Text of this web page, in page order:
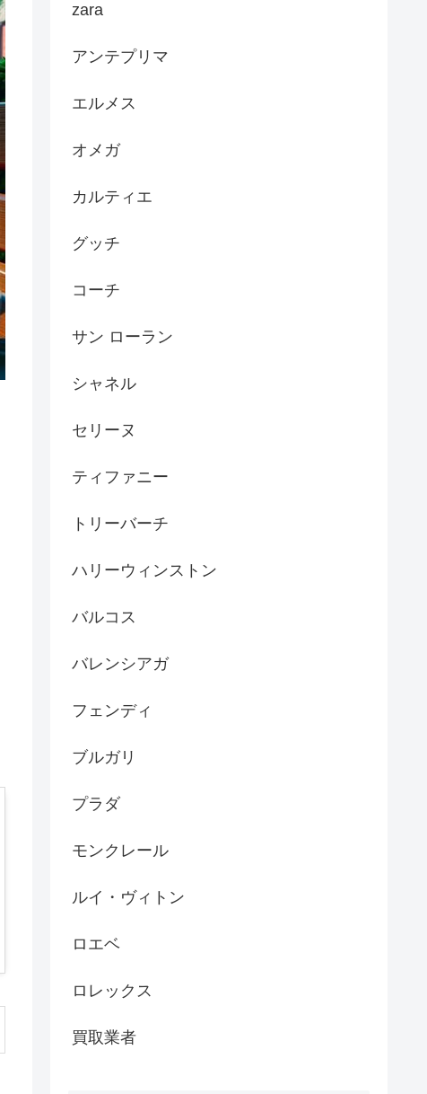
zara
アンテプリマ
エルメス
オメガ
カルティエ
グッチ
コーチ
サン ローラン
シャネル
セリーヌ
ティファニー
トリーバーチ
ハリーウィンストン
バルコス
バレンシアガ
フェンディ
ブルガリ
プラダ
モンクレール
ルイ・ヴィトン
ロエベ
ロレックス
買取業者